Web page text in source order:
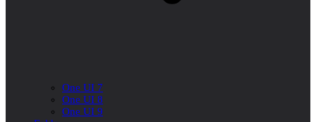
One UI 7
One UI 8
One UI 9